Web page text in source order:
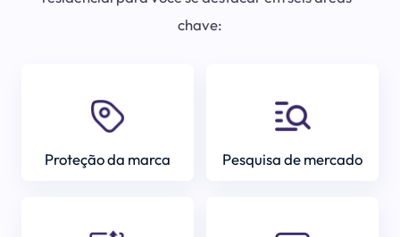
chave:
Proteção da marca Pesquisa de mercado